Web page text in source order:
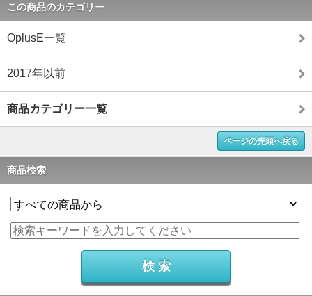
この商品のカテゴリー
OplusE一覧
2017年以前
商品カテゴリー一覧
ページの先頭へ戻る
商品検索